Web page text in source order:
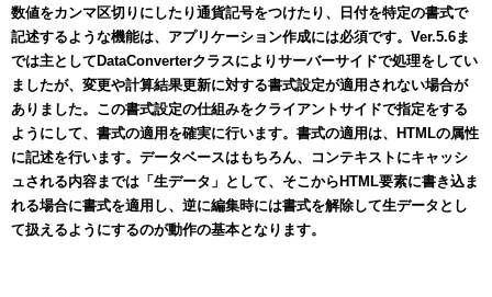
数値をカンマ区切りにしたり通貨記号をつけたり、日付を特定の書式で
記述するような機能は、アプリケーション作成には必須です。Ver.5.6ま
では主としてDataConverterクラスによりサーバーサイドで処理をしてい
ましたが、変更や計算結果更新に対する書式設定が適用されない場合が
ありました。この書式設定の仕組みをクライアントサイドで指定をする
ようにして、書式の適用を確実に行います。書式の適用は、HTMLの属性
に記述を行います。データベースはもちろん、コンテキストにキャッシ
ュされる内容までは「生データ」として、そこからHTML要素に書き込ま
れる場合に書式を適用し、逆に編集時には書式を解除して生データとし
て扱えるようにするのが動作の基本となります。